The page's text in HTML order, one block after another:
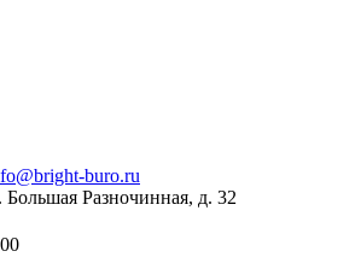
buro.ru
Большая Разночинная, д. 32